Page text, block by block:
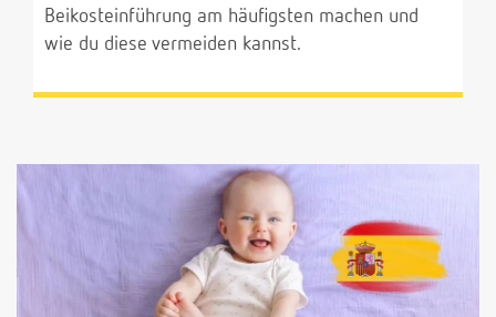
Beikosteinführung am häufigsten machen und
wie du diese vermeiden kannst.